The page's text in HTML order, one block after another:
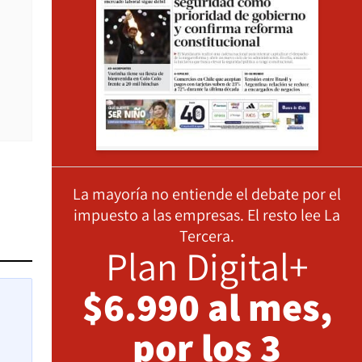
La mayoría no entiende el debate por el
impuesto a las empresas. El resto lee La
Tercera.
Plan Digital+
$6.990 al mes,
por los 3